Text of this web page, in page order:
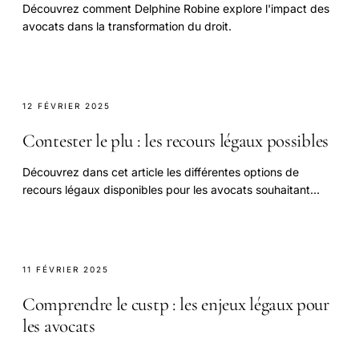
Découvrez comment Delphine Robine explore l'impact des
avocats dans la transformation du droit.
12 FÉVRIER 2025
Contester le plu : les recours légaux possibles
Découvrez dans cet article les différentes options de
recours légaux disponibles pour les avocats souhaitant
11 FÉVRIER 2025
Comprendre le custp : les enjeux légaux pour
les avocats